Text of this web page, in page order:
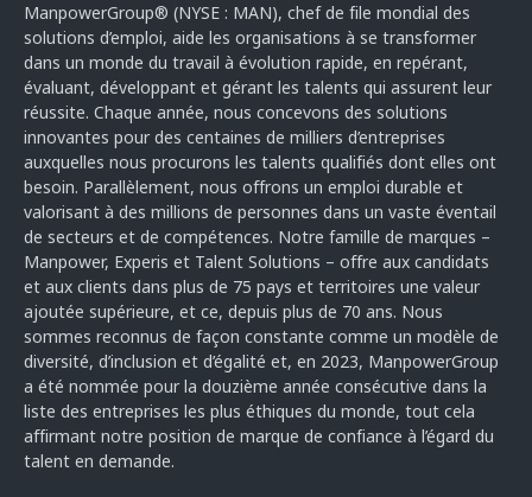
ManpowerGroup® (NYSE : MAN), chef de file mondial des
solutions d’emploi, aide les organisations à se transformer
dans un monde du travail à évolution rapide, en repérant,
évaluant, développant et gérant les talents qui assurent leur
réussite. Chaque année, nous concevons des solutions
innovantes pour des centaines de milliers d’entreprises
auxquelles nous procurons les talents qualifiés dont elles ont
besoin. Parallèlement, nous offrons un emploi durable et
valorisant à des millions de personnes dans un vaste éventail
de secteurs et de compétences. Notre famille de marques –
Manpower, Experis et Talent Solutions – offre aux candidats
et aux clients dans plus de 75 pays et territoires une valeur
ajoutée supérieure, et ce, depuis plus de 70 ans. Nous
sommes reconnus de façon constante comme un modèle de
diversité, d’inclusion et d’égalité et, en 2023, ManpowerGroup
a été nommée pour la douzième année consécutive dans la
liste des entreprises les plus éthiques du monde, tout cela
affirmant notre position de marque de confiance à l’égard du
talent en demande.